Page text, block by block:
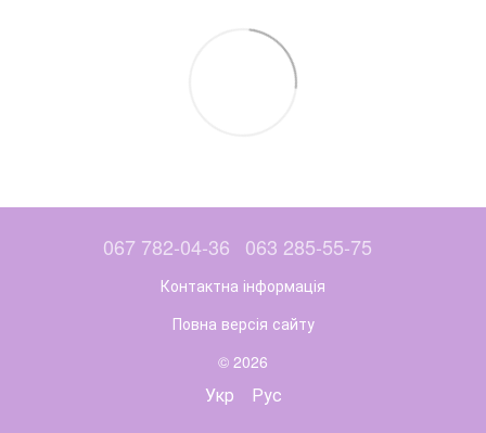
067 782-04-36 063 285-55-75
Контактна інформація
Повна версія сайту
© 2026
Укр Рус